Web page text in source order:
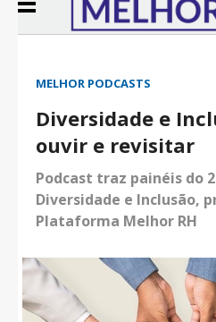
MELHOR PODCASTS
Diversidade e
ouvir e revisitar
Podcast traz painéis do
Diversidade e Inclusão,
Plataforma Melhor RH